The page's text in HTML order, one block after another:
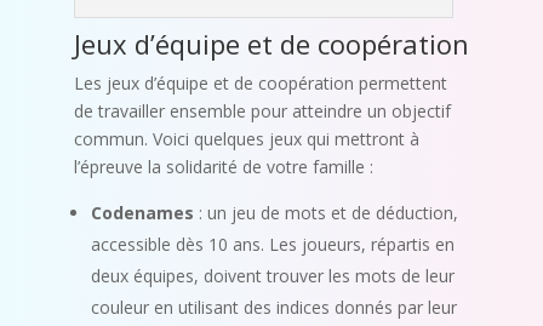
Jeux d’équipe et de coopération
Les jeux d’équipe et de coopération permettent
de travailler ensemble pour atteindre un objectif
commun. Voici quelques jeux qui mettront à
l’épreuve la solidarité de votre famille :
Codenames : un jeu de mots et de déduction,
accessible dès 10 ans. Les joueurs, répartis en
deux équipes, doivent trouver les mots de leur
couleur en utilisant des indices donnés par leur